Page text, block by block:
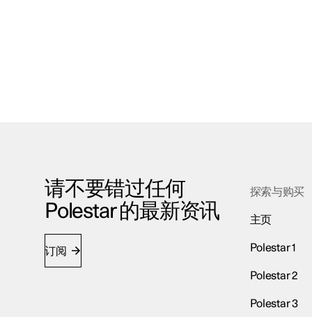
请不要错过任何
Polestar 的最新资讯
订阅
探索与购买
主页
Polestar 1
Polestar 2
Polestar 3